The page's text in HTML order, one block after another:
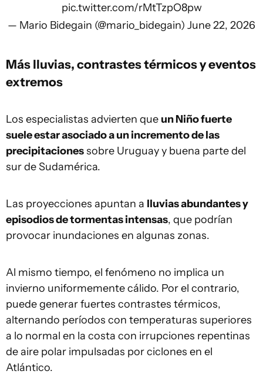
pic.twitter.com/rMtTzpO8pw
— Mario Bidegain (@mario_bidegain) June 22, 2026
Más lluvias, contrastes térmicos y eventos
extremos
Los especialistas advierten que un Niño fuerte
suele estar asociado a un incremento de las
precipitacionessobre Uruguay y buena parte del
sur de Sudamérica.
Las proyecciones apuntan a lluvias abundantes y
episodios de tormentas intensas, que podrían
provocar inundaciones en algunas zonas.
Al mismo tiempo, el fenómeno no implica un
invierno uniformemente cálido. Por el contrario,
puede generar fuertes contrastes térmicos,
alternando períodos con temperaturas superiores
a lo normal en la costa con irrupciones repentinas
de aire polar impulsadas por ciclones en el
Atlántico.